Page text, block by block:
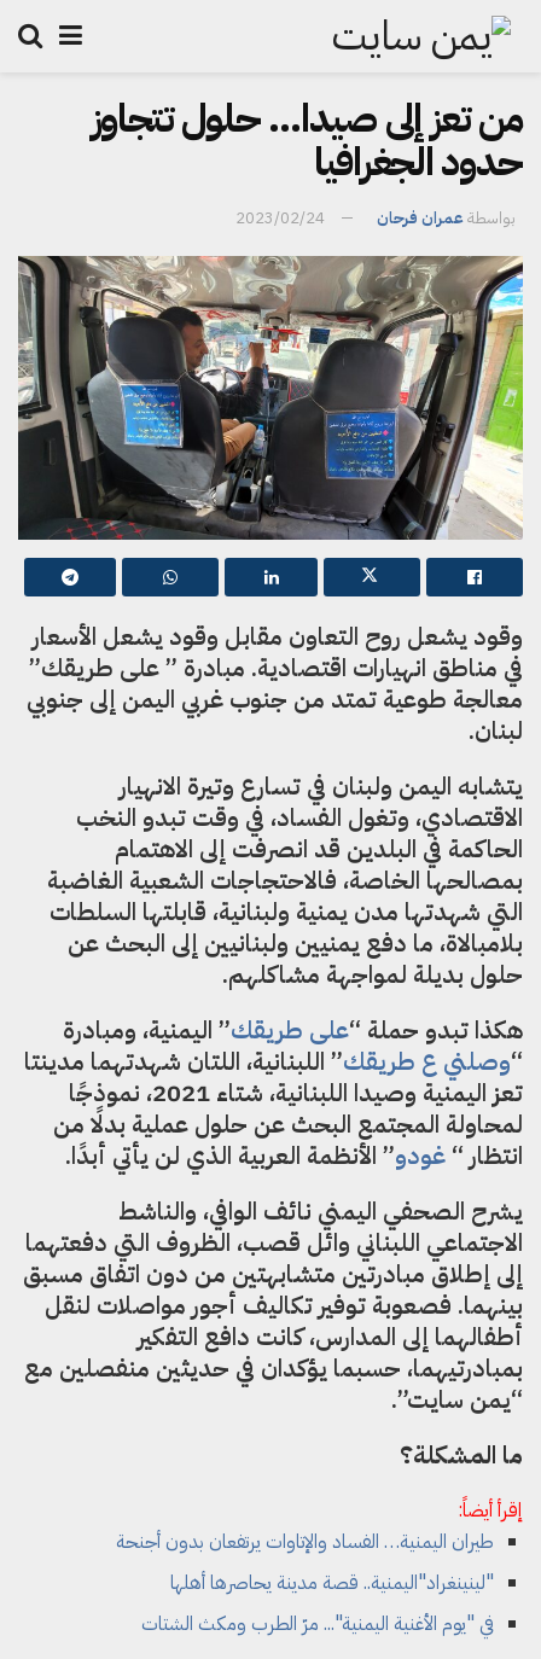
من تعز إلى صيدا… حلول تتجاوز
حدود الجغرافيا
بواسطةعمران فرحان 2023/02/24
وقود يشعل روح التعاون مقابل وقود يشعل الأسعار
في مناطق انهيارات اقتصادية. مبادرة ” على طريقك”
معالجة طوعية تمتد من جنوب غربي اليمن إلى جنوبي
لبنان.
يتشابه اليمن ولبنان في تسارع وتيرة الانهيار
الاقتصادي، وتغول الفساد، في وقت تبدو النخب
الحاكمة في البلدين قد انصرفت إلى الاهتمام
بمصالحها الخاصة، فالاحتجاجات الشعبية الغاضبة
التي شهدتها مدن يمنية ولبنانية، قابلتها السلطات
بلامبالاة، ما دفع يمنيين ولبنانيين إلى البحث عن
حلول بديلة لمواجهة مشاكلهم.
هكذا تبدو حملة “على طريقك” اليمنية، ومبادرة
“وصلني ع طريقك” اللبنانية، اللتان شهدتهما مدينتا
تعز اليمنية وصيدا اللبنانية، شتاء 2021، نموذجًا
لمحاولة المجتمع البحث عن حلول عملية بدلًا من
انتظار “ غودو” الأنظمة العربية الذي لن يأتي أبدًا.
يشرح الصحفي اليمني نائف الوافي، والناشط
الاجتماعي اللبناني وائل قصب، الظروف التي دفعتهما
إلى إطلاق مبادرتين متشابهتين من دون اتفاق مسبق
بينهما. فصعوبة توفير تكاليف أجور مواصلات لنقل
أطفالهما إلى المدارس، كانت دافع التفكير
بمبادرتيهما، حسبما يؤكدان في حديثين منفصلين مع
“يمن سايت”.
ما المشكلة؟
إقرأ أيضاً:
طيران اليمنية… الفساد والإتاوات يرتفعان بدون أجنحة
"لينينغراد"اليمنية.. قصة مدينة يحاصرها أهلها
في "يوم الأغنية اليمنية"... مرّ الطرب ومكث الشتات